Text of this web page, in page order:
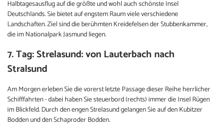
Halbtagesausflug auf die größte und wohl auch schönste Insel
Deutschlands. Sie bietet auf engstem Raum viele verschiedene
Landschaften. Ziel sind die berühmten Kreidefelsen der Stubbenkammer,
die im Nationalpark Jasmund liegen.
7. Tag: Strelasund: von Lauterbach nach
Stralsund
Am Morgen erleben Sie die vorerst letzte Passage dieser Reihe herrlicher
Schifffahrten - dabei haben Sie steuerbord (rechts) immer die Insel Rügen
im Blickfeld. Durch den engen Strelasund gelangen Sie auf den Kubitzer
Bodden und den Schaproder Bodden.